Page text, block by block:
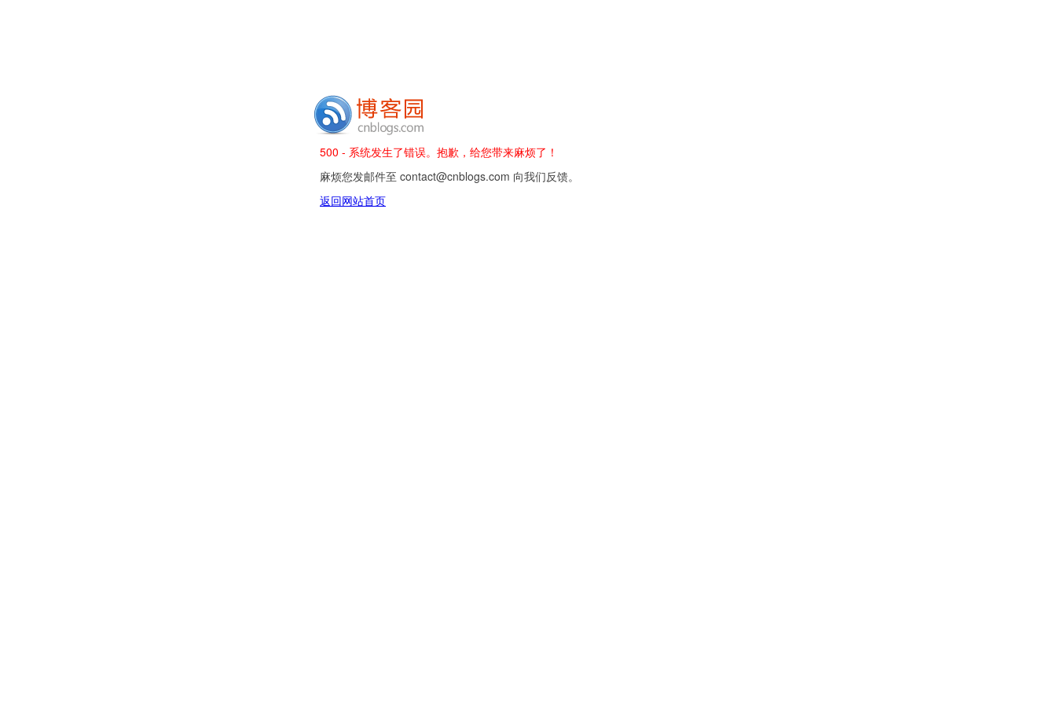
500 - 系统发生了错误。抱歉，给您带来麻烦了！
麻烦您发邮件至 contact@cnblogs.com 向我们反馈。
返回网站首页